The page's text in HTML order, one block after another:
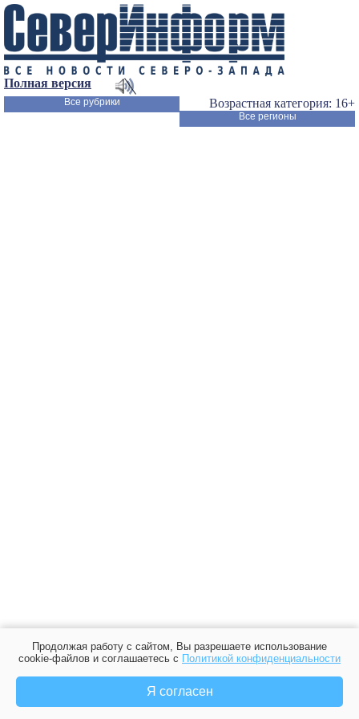
Полная версия
Возрастная категория: 16+
Все рубрики
Все регионы
Продолжая работу с сайтом, Вы разрешаете использование
cookie-файлов и соглашаетесь с Политикой конфиденциальности
Я согласен